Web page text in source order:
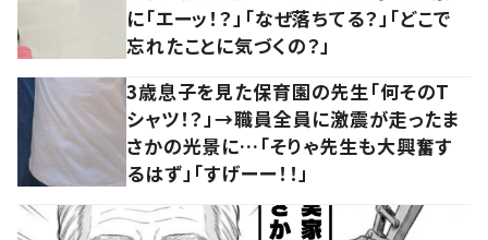
に「エーッ！？」「なぜ落ちてる？」「どこで
忘れたことに気づくの？」
3歳息子を見た保育園の先生「何そのT
シャツ！？」→職員全員に激震が走ったま
さかの光景に…「そりゃ先生も大興奮す
るはず」「すげーー！！」